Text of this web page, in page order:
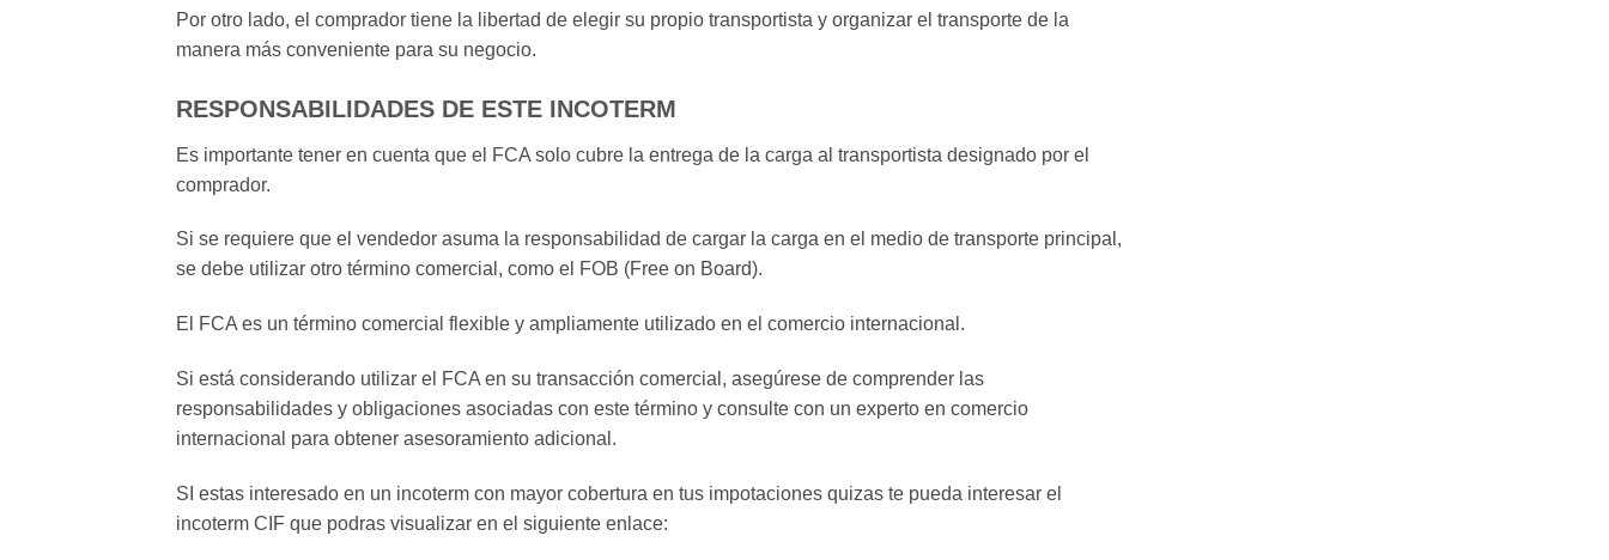
Por otro lado, el comprador tiene la libertad de elegir su propio transportista y organizar el transporte de la
manera más conveniente para su negocio.
RESPONSABILIDADES DE ESTE INCOTERM
Es importante tener en cuenta que el FCA solo cubre la entrega de la carga al transportista designado por el
comprador.
Si se requiere que el vendedor asuma la responsabilidad de cargar la carga en el medio de transporte principal,
se debe utilizar otro término comercial, como el FOB (Free on Board).
El FCA es un término comercial flexible y ampliamente utilizado en el comercio internacional.
Si está considerando utilizar el FCA en su transacción comercial, asegúrese de comprender las
responsabilidades y obligaciones asociadas con este término y consulte con un experto en comercio
internacional para obtener asesoramiento adicional.
SI estas interesado en un incoterm con mayor cobertura en tus impotaciones quizas te pueda interesar el
incoterm CIF que podras visualizar en el siguiente enlace: